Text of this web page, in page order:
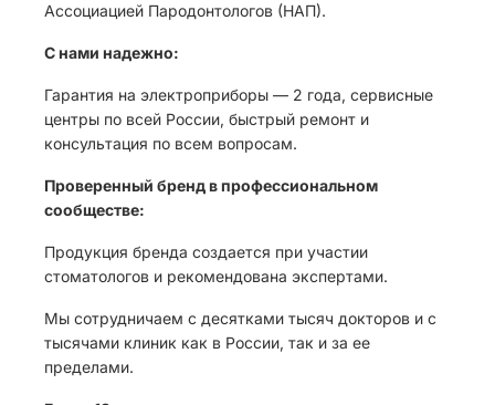
Ассоциацией Пародонтологов (НАП).
С нами надежно:
Гарантия на электроприборы — 2 года, сервисные
центры по всей России, быстрый ремонт и
консультация по всем вопросам.
Проверенный бренд в профессиональном
сообществе:
Продукция бренда создается при участии
стоматологов и рекомендована экспертами.
Мы сотрудничаем с десятками тысяч докторов и с
тысячами клиник как в России, так и за ее
пределами.